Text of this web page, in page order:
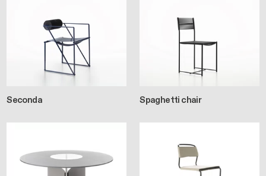
Seconda Spaghetti chair